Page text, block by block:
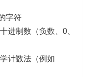
字符
进制数（负数、0、
计数法（例如